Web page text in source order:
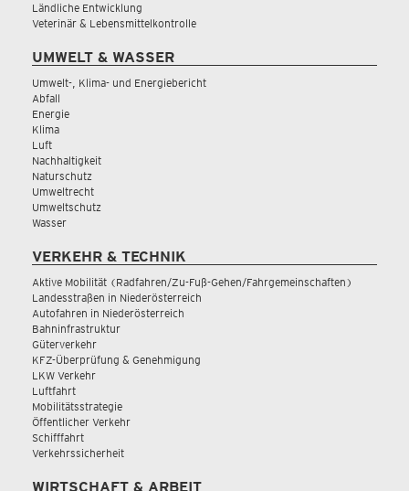
Ländliche Entwicklung
Veterinär & Lebensmittelkontrolle
UMWELT & WASSER
Umwelt-, Klima- und Energiebericht
Abfall
Energie
Klima
Luft
Nachhaltigkeit
Naturschutz
Umweltrecht
Umweltschutz
Wasser
VERKEHR & TECHNIK
Aktive Mobilität (Radfahren/Zu-Fuß-Gehen/Fahrgemeinschaften)
Landesstraßen in Niederösterreich
Autofahren in Niederösterreich
Bahninfrastruktur
Güterverkehr
KFZ-Überprüfung & Genehmigung
LKW Verkehr
Luftfahrt
Mobilitätsstrategie
Öffentlicher Verkehr
Schifffahrt
Verkehrssicherheit
WIRTSCHAFT & ARBEIT